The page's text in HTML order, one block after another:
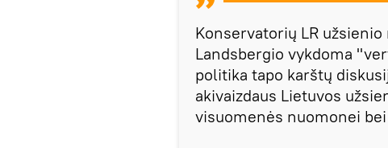
Konservatorių LR
Landsbergio vykdoma
politika tapo karštų
akivaizdaus Lietuvos
visuomenės nuomonei